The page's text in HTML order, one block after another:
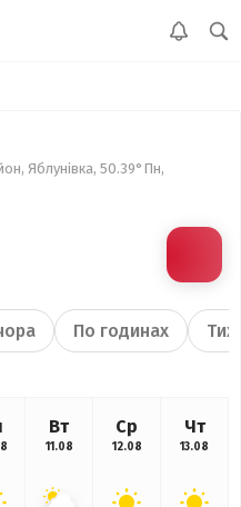
Яблунівка, 50.39°Пн,
По годинах
Вт
11.08
Ср
12.08
Чт
13.08